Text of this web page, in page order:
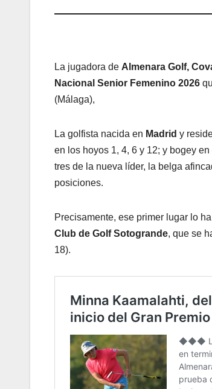
La jugadora de Almenara Golf,
Nacional Senior Femenino 2026
(Málaga),
La golfista nacida en Madrid y
en los hoyos 1, 4, 6 y 12; y bogey
tres de la nueva líder, la belga
posiciones.
Precisamente, ese primer lugar lo
Club de Golf Sotogrande, que se
18).